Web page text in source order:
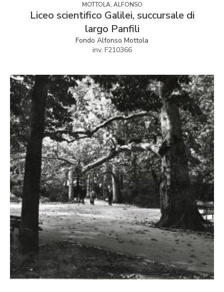
MOTTOLA, ALFONSO
Liceo scientifico Galilei, succursale di
largo Panfili
Fondo Alfonso Mottola
inv. F210366